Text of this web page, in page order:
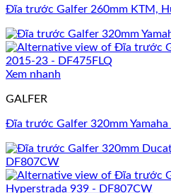
Đĩa trước Galfer 260mm KTM,
Xem nhanh
GALFER
Đĩa trước Galfer 320mm